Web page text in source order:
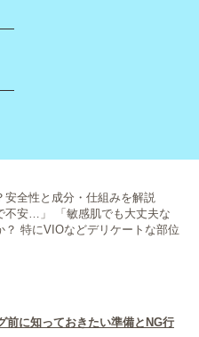
ンを選べばいいの？」と悩んで
全性と成分・仕組みを解説
不安…」 「敏感肌でも大丈夫な
特にVIOなどデリケートな部位
前に知っておきたい準備とNG行